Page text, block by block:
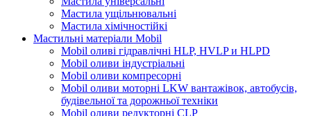
Мастила ущільнювальні
Мастила хімічностійкі
Мастильні матеріали Mobil
Mobil оливі гідравлічні HLP, HVLP и HLPD
Mobil оливи індустріальні
Mobil оливи компресорні
Mobil оливи моторні LKW вантажівок, автобусів,
будівельної та дорожньої техніки
Mobil оливи редукторні CLP